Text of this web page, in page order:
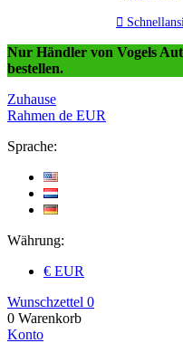

Nur Händler von Vogels
bestellen.
Zuhause
Rahmen de EUR
Sprache:
Währung:
€ EUR
Wunschzettel 0
0 Warenkorb
Konto